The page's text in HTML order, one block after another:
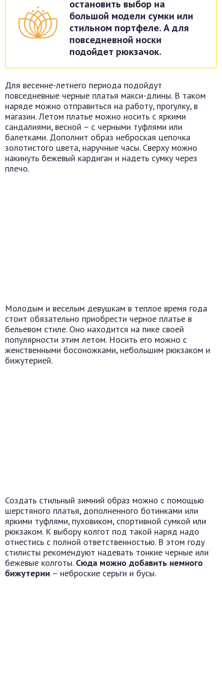
остановить выбор на
большой модели сумки или
стильном портфеле. А для
повседневной носки
подойдет рюкзачок.
Для весенне-летнего периода подойдут
повседневные черные платья макси-длины. В таком
наряде можно отправиться на работу, прогулку, в
магазин. Летом платье можно носить с яркими
сандалиями, весной – с черными туфлями или
балетками. Дополнит образ неброская цепочка
золотистого цвета, наручные часы. Сверху можно
накинуть бежевый кардиган и надеть сумку через
плечо.
Молодым и веселым девушкам в теплое время года
стоит обязательно приобрести черное платье в
бельевом стиле. Оно находится на пике своей
популярности этим летом. Носить его можно с
женственными босоножками, небольшим рюкзаком и
бижутерией.
Создать стильный зимний образ можно с помощью
шерстяного платья, дополненного ботинками или
яркими туфлями, пуховиком, спортивной сумкой или
рюкзаком. К выбору колгот под такой наряд надо
отнестись с полной ответственностью. В этом году
стилисты рекомендуют надевать тонкие черные или
бежевые колготы. Сюда можно добавить немного
бижутерии – неброские серьги и бусы.